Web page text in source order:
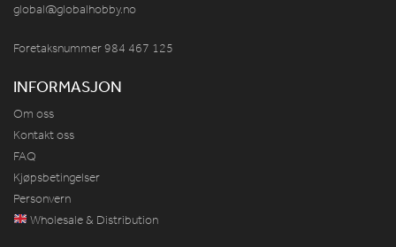
global@globalhobby.no
Foretaksnummer 984 467 125
INFORMASJON
Om oss
Kontakt oss
FAQ
Kjøpsbetingelser
Personvern
Wholesale & Distribution